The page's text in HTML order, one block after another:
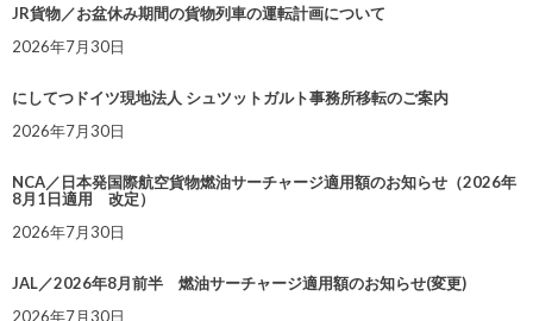
JR貨物／お盆休み期間の貨物列車の運転計画について
2026年7月30日
にしてつドイツ現地法人 シュツットガルト事務所移転のご案内
2026年7月30日
NCA／日本発国際航空貨物燃油サーチャージ適用額のお知らせ（2026年
8月1日適用 改定）
2026年7月30日
JAL／2026年8月前半 燃油サーチャージ適用額のお知らせ(変更)
2026年7月30日